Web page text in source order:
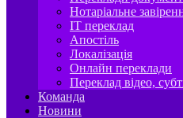
Нотаріальне
IT переклад
Апостіль
Локалізація
Онлайн переклади
Переклад відео,
Команда
Новини